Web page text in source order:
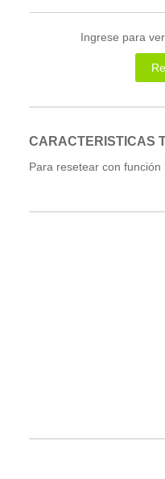
Ingrese para
CARACTERISTICAS
Para resetear con función